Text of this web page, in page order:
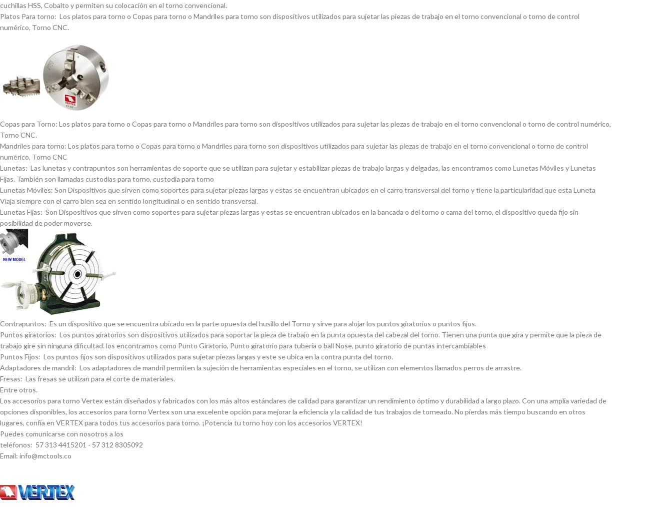
cuchillas HSS, Cobalto y permiten su colocación en el torno convencional.
Platos Para torno: Los platos para torno o Copas para torno o Mandriles para torno son dispositivos utilizados para sujetar las piezas de trabajo en el torno convencional o torno de control
numérico, Torno CNC.
Copas para Torno: Los platos para torno o Copas para torno o Mandriles para torno son dispositivos utilizados para sujetar las piezas de trabajo en el torno convencional o torno de control numérico,
Torno CNC.
Mandriles para torno: Los platos para torno o Copas para torno o Mandriles para torno son dispositivos utilizados para sujetar las piezas de trabajo en el torno convencional o torno de control
numérico, Torno CNC
Lunetas: Las lunetas y contrapuntos son herramientas de soporte que se utilizan para sujetar y estabilizar piezas de trabajo largas y delgadas, las encontramos como Lunetas Móviles y Lunetas
Fijas. También son llamadas custodias para torno, custodia para torno
Lunetas Móviles: Son Dispositivos que sirven como soportes para sujetar piezas largas y estas se encuentran ubicados en el carro transversal del torno y tiene la particularidad que esta Luneta
Viaja siempre con el carro bien sea en sentido longitudinal o en sentido transversal.
Lunetas Fijas: Son Dispositivos que sirven como soportes para sujetar piezas largas y estas se encuentran ubicados en la bancada o del torno o cama del torno, el dispositivo queda fijo sin
posibilidad de poder moverse.
Contrapuntos: Es un dispositivo que se encuentra ubicado en la parte opuesta del husillo del Torno y sirve para alojar los puntos giratorios o puntos fijos.
Puntos giratorios: Los puntos giratorios son dispositivos utilizados para soportar la pieza de trabajo en la punta opuesta del cabezal del torno. Tienen una punta que gira y permite que la pieza de
trabajo gire sin ninguna dificultad. los encontramos como Punto Giratorio, Punto giratorio para tuberí­a o ball Nose, punto giratorio de puntas intercambiables
Puntos Fijos: Los puntos fijos son dispositivos utilizados para sujetar piezas largas y este se ubica en la contra punta del torno.
Adaptadores de mandril: Los adaptadores de mandril permiten la sujeción de herramientas especiales en el torno, se utilizan con elementos llamados perros de arrastre.
Fresas: Las fresas se utilizan para el corte de materiales.
Entre otros.
Los accesorios para torno Vertex están diseñados y fabricados con los más altos estándares de calidad para garantizar un rendimiento óptimo y durabilidad a largo plazo. Con una amplia variedad de
opciones disponibles, los accesorios para torno Vertex son una excelente opción para mejorar la eficiencia y la calidad de tus trabajos de torneado. No pierdas más tiempo buscando en otros
lugares, confí­a en VERTEX para todos tus accesorios para torno. ¡Potencia tu torno hoy con los accesorios VERTEX!
Puedes comunicarse con nosotros a los
teléfonos: 57 313 4415201 - 57 312 8305092
Email: info@mctools.co